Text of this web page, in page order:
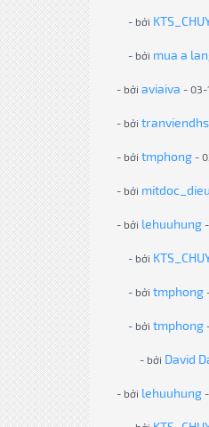
- bởi
- bởi mua a
- bởi aviaiva - 03-
- bởi
- bởi tmphong-
- bởi
- bởi lehuuhung-
- bởi
- bởi tmphong-
- bởi tmphong
- bởi David
- bởi lehuuhung-